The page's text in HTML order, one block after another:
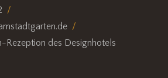
Rezeption des Designhotels